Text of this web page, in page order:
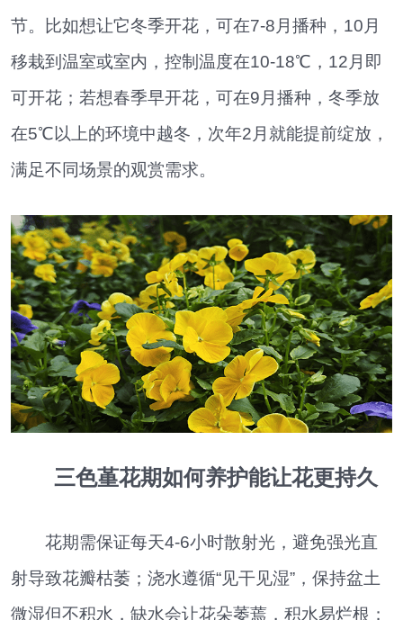
节。比如想让它冬季开花，可在7-8月播种，10月
移栽到温室或室内，控制温度在10-18℃，12月即
可开花；若想春季早开花，可在9月播种，冬季放
在5℃以上的环境中越冬，次年2月就能提前绽放，
满足不同场景的观赏需求。
三色堇花期如何养护能让花更持久
花期需保证每天4-6小时散射光，避免强光直
射导致花瓣枯萎；浇水遵循“见干见湿”，保持盆土
微湿但不积水，缺水会让花朵萎蔫，积水易烂根；